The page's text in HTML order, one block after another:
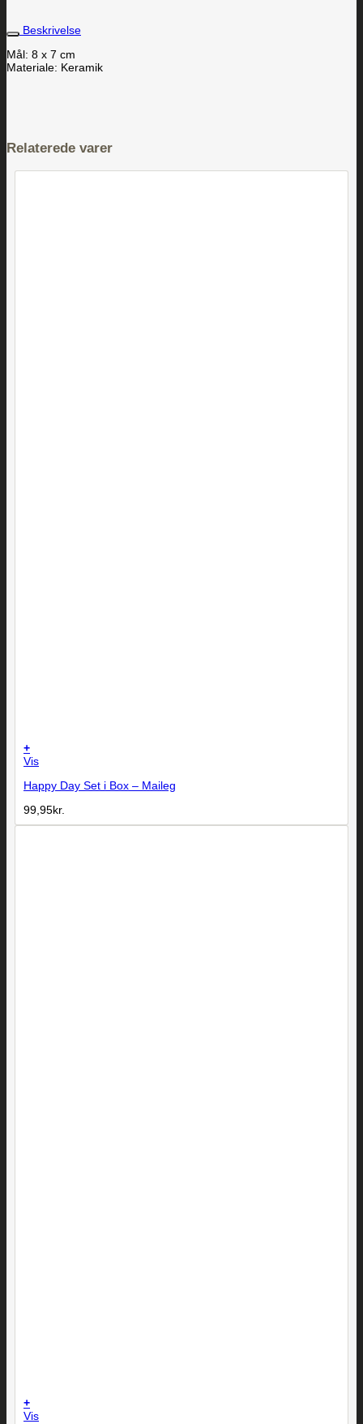
Beskrivelse
Mål: 8 x 7 cm
Materiale: Keramik
Relaterede varer
+
Vis
Happy Day Set i Box – Maileg
99,95kr.
+
Vis